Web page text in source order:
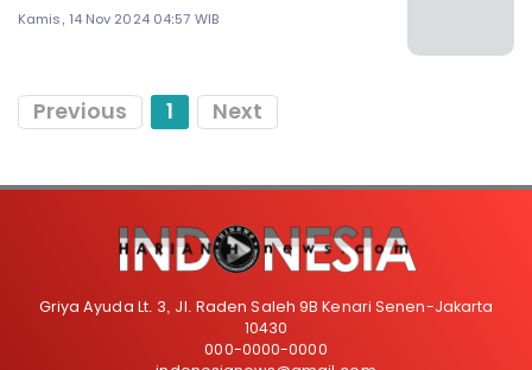
Kamis, 14 Nov 2024 04:57 WIB
Previous 1 Next
Griya Ayuda Lt. 3, Jl. Raden Saleh 9B Kenari Senen-Jakarta
10430
000-0000-0000